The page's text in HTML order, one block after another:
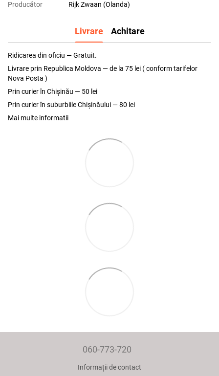
Producător
Rijk Zwaan (Olanda)
Livrare Achitare
Ridicarea din oficiu — Gratuit.
Livrare prin Republica Moldova — de la 75 lei ( conform tarifelor
Nova Posta )
Prin curier în Chișinău — 50 lei
Prin curier în suburbiile Chişinăului — 80 lei
Mai multe informatii
060-773-720
Informații de contact